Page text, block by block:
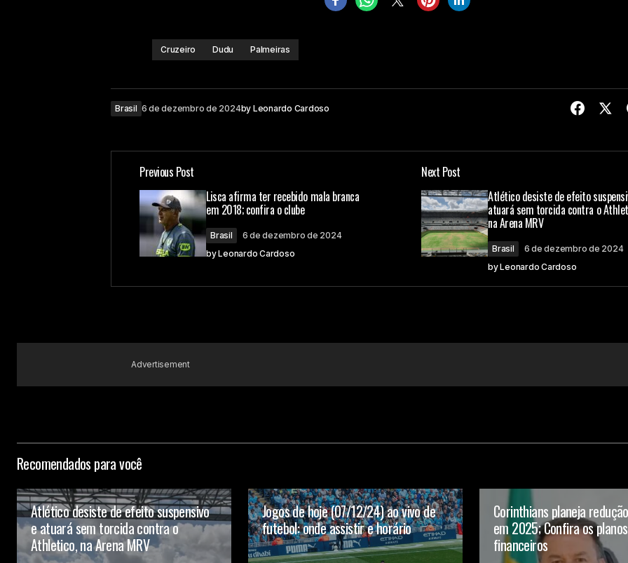
Cruzeiro Dudu Palmeiras
Brasil 6 de dezembro de 2024by Leonardo Cardoso
Previous Post
Lisca afirma ter recebido mala branca
em 2018; confira o clube
Brasil
6 de dezembro de 2024
byLeonardo Cardoso
Next Post
Atlético desiste de efeito
atuará sem torcida contra o
na Arena MRV
Brasil
6 de dezembro de 2024
byLeonardo Cardoso
Advertisement
Recomendados para você
Atlético desiste de efeito suspensivo
e atuará sem torcida contra o
Athletico, na Arena MRV
Jogos de hoje (07/12/24) ao vivo de
futebol: onde assistir e horário
Corinthians planeja
em 2025; Confira os planos
financeiros